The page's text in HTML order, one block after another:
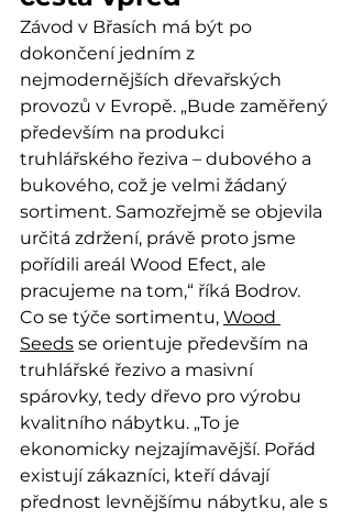
Závod v Břasích má být po
dokončení jedním z
nejmodernějších dřevařských
provozů v Evropě. „Bude zaměřený
především na produkci
truhlářského řeziva – dubového a
bukového, což je velmi žádaný
sortiment. Samozřejmě se objevila
určitá zdržení, právě proto jsme
pořídili areál Wood Efect, ale
pracujeme na tom,“ říká Bodrov.
Co se týče sortimentu, Wood
Seeds se orientuje především na
truhlářské řezivo a masivní
spárovky, tedy dřevo pro výrobu
kvalitního nábytku. „To je
ekonomicky nejzajímavější. Pořád
existují zákazníci, kteří dávají
přednost levnějšímu nábytku, ale s